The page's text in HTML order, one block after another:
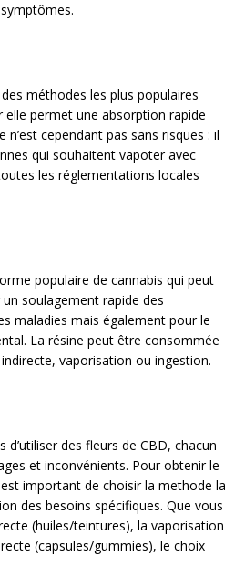
méthodes les plus populaires
elle permet une absorption rapide
n’est cependant pas sans risques : il
qui souhaitent vapoter avec
les réglementations locales
populaire de cannabis qui peut
soulagement rapide des
maladies mais également pour le
La résine peut être consommée
vaporisation ou ingestion.
d’utiliser des fleurs de CBD, chacun
et inconvénients. Pour obtenir le
important de choisir la methode la
des besoins spécifiques. Que vous
(huiles/teintures), la vaporisation
(capsules/gummies), le choix